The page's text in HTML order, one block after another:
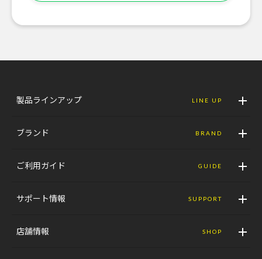
製品ラインアップ LINE UP
ブランド BRAND
ご利用ガイド GUIDE
サポート情報 SUPPORT
店舗情報 SHOP